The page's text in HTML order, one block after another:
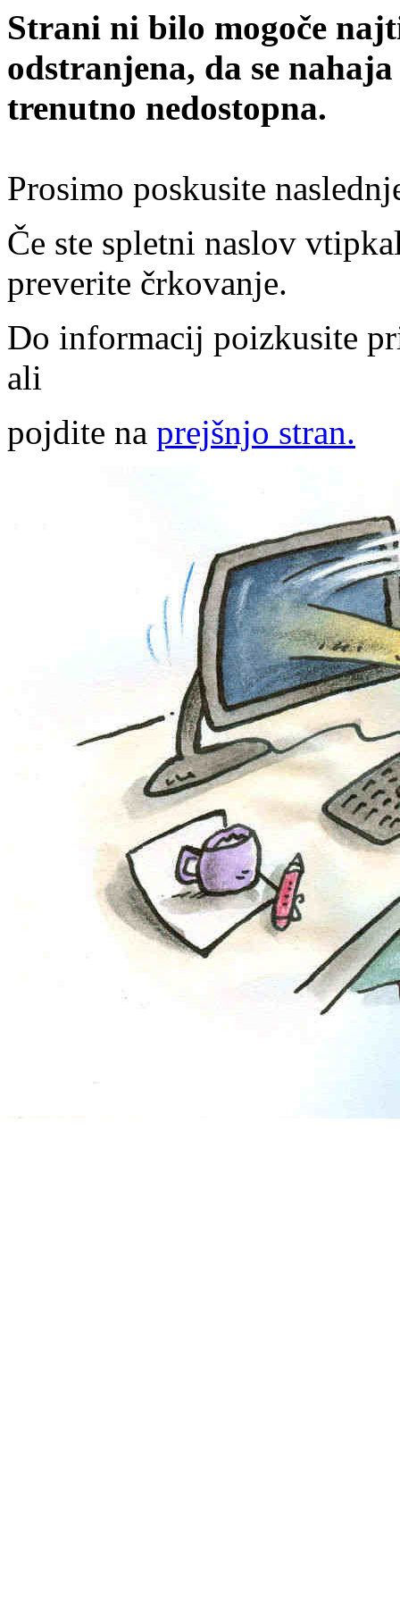
Strani ni bilo mogoče
odstranjena, da se
trenutno nedostopna.
Prosimo poskusite
Če ste spletni naslov
preverite črkovanje.
Do informacij poizkusite
ali
pojdite na prejšnjo stran.